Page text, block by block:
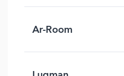
Ar-Room